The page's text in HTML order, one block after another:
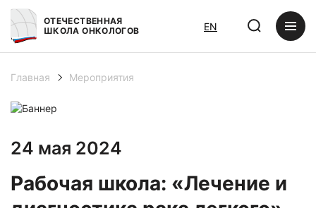
ОТЕЧЕСТВЕННАЯ
ШКОЛА ОНКОЛОГОВ
EN
Главная Мероприятия
24 мая 2024
Рабочая школа: «Лечение и